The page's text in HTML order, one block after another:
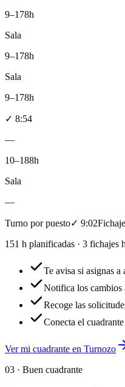
9–178h
Sala
9–178h
Sala
9–178h
✓ 8:54
—
10–188h
Sala
—
Turno por puesto✓ 9:02
151 h planificadas · 3 fichajes
Te avisa si asignas
Notifica los cambios
Recoge las
Conecta el
Ver mi cuadrante en Turnozo
03 · Buen cuadrante